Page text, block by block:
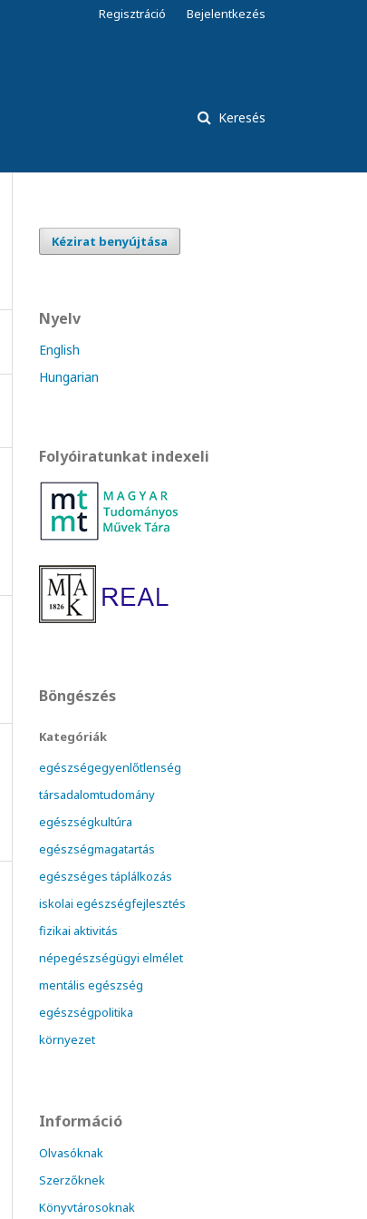
Keresés
Regisztráció Bejelentkezés
Kézirat benyújtása
Nyelv
English
Hungarian
Folyóiratunkat indexeli
Böngészés
Kategóriák
egészségegyenlőtlenség
társadalomtudomány
egészségkultúra
egészségmagatartás
egészséges táplálkozás
iskolai egészségfejlesztés
fizikai aktivitás
népegészségügyi elmélet
mentális egészség
egészségpolitika
környezet
Információ
Olvasóknak
Szerzőknek
Könyvtárosoknak